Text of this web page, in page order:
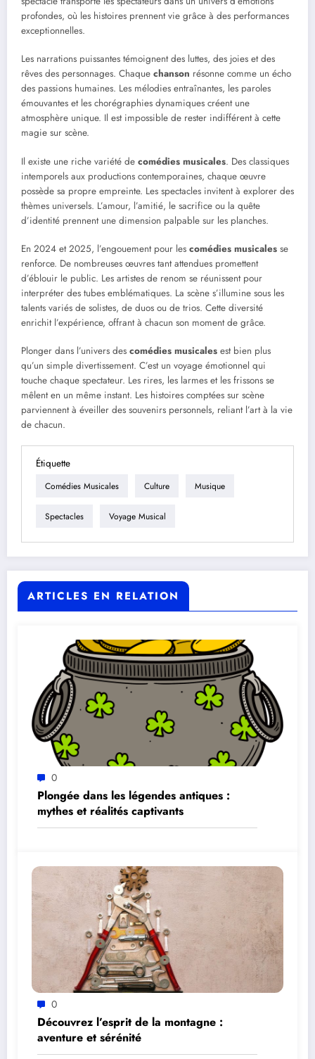
profondes, où les histoires prennent vie grâce à des performances
exceptionnelles.
Les narrations puissantes témoignent des luttes, des joies et des
rêves des personnages. Chaque chanson résonne comme un écho
des passions humaines. Les mélodies entraînantes, les paroles
émouvantes et les chorégraphies dynamiques créent une
atmosphère unique. Il est impossible de rester indifférent à cette
magie sur scène.
Il existe une riche variété de comédies musicales. Des classiques
intemporels aux productions contemporaines, chaque œuvre
possède sa propre empreinte. Les spectacles invitent à explorer des
thèmes universels. L’amour, l’amitié, le sacrifice ou la quête
d’identité prennent une dimension palpable sur les planches.
En 2024 et 2025, l’engouement pour les comédies musicales se
renforce. De nombreuses œuvres tant attendues promettent
d’éblouir le public. Les artistes de renom se réunissent pour
interpréter des tubes emblématiques. La scène s’illumine sous les
talents variés de solistes, de duos ou de trios. Cette diversité
enrichit l’expérience, offrant à chacun son moment de grâce.
Plonger dans l’univers des comédies musicales est bien plus
qu’un simple divertissement. C’est un voyage émotionnel qui
touche chaque spectateur. Les rires, les larmes et les frissons se
mêlent en un même instant. Les histoires comptées sur scène
parviennent à éveiller des souvenirs personnels, reliant l’art à la vie
de chacun.
Étiquette
Comédies Musicales Culture Musique
Spectacles Voyage Musical
ARTICLES EN RELATION
0
Plongée dans les légendes antiques :
mythes et réalités captivants
0
Découvrez l’esprit de la montagne :
aventure et sérénité